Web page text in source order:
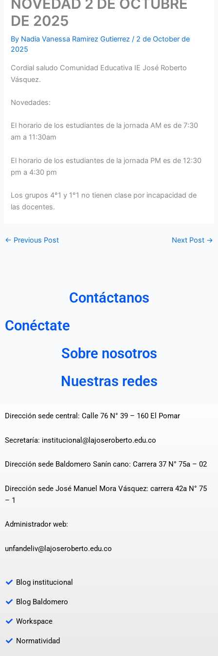
NOVEDAD 2 DE OCTUBRE
DE 2025
By Nadia Vanessa Ramirez Gutierrez/ 2 de October de
2025
Cordial saludo Comunidad Educativa IE José Roberto
Vásquez.
Novedades:
El horario de los estudiantes de la jornada AM es de 7:30
am a 11:30am
El horario de los estudiantes de la jornada PM es de 12:30
pm a 4:30 pm
Los grupos 4°1 y 1°1 no tienen clase por incapacidad de
las docentes.
← Previous Post Next Post →
Contáctanos
Conéctate
Sobre nosotros
Nuestras redes
Dirección sede central: Calle 76 N° 39 – 160 El Pomar
Secretaría: institucional@lajoseroberto.edu.co
Dirección sede Baldomero Sanín cano: Carrera 37 N° 75a – 02
Dirección sede José Manuel Mora Vásquez: carrera 42a N° 75
– 1
Administrador web:
unfandeliv@lajoseroberto.edu.co
Blog institucional
Blog Baldomero
Workspace
Normatividad